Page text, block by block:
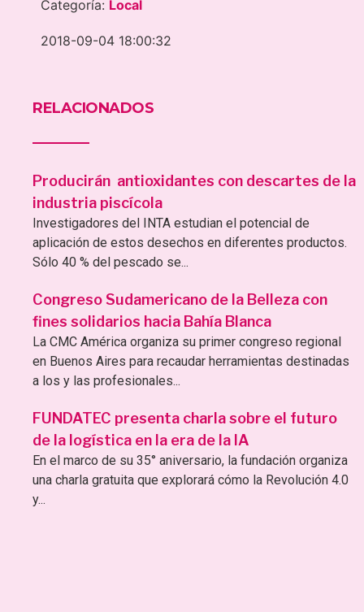
Categoría: Local
2018-09-04 18:00:32
RELACIONADOS
Producirán antioxidantes con descartes de la
industria piscícola
Investigadores del INTA estudian el potencial de
aplicación de estos desechos en diferentes productos.
Sólo 40 % del pescado se...
Congreso Sudamericano de la Belleza con
fines solidarios hacia Bahía Blanca
La CMC América organiza su primer congreso regional
en Buenos Aires para recaudar herramientas destinadas
a los y las profesionales...
FUNDATEC presenta charla sobre el futuro
de la logística en la era de la IA
En el marco de su 35° aniversario, la fundación organiza
una charla gratuita que explorará cómo la Revolución 4.0
y...